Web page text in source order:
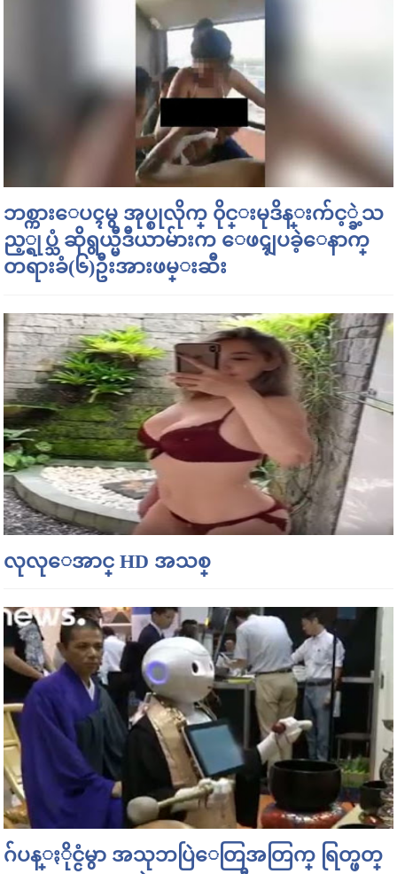
ဘစ္ကားေပၚမွ အုပ္စုလိုက္ ၀ိုင္းမုဒိန္းက်င့္ခဲ့သ
ည့္ရုပ္သံ ဆိုရွယ္မီဒီယာမ်ားက ေဖၚျပခဲ့ေနာက္
တရားခံ(၆)ဦးအားဖမ္းဆီး
လုလုေအာင္ HD အသစ္
ဂ်ပန္ႏိုင္ငံမွာ အသုဘပြဲေတြအတြက္ ရြတ္ဖတ္